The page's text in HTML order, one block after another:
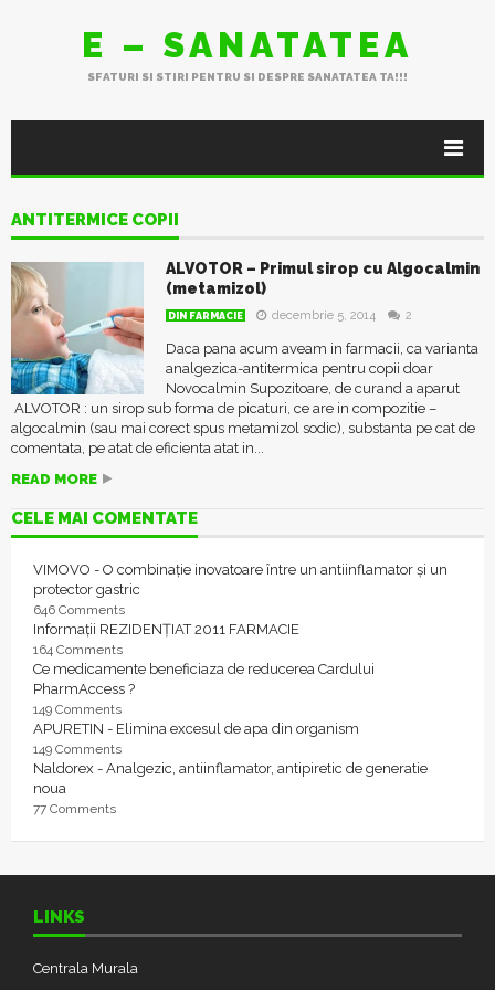
E – SANATATEA
SFATURI SI STIRI PENTRU SI DESPRE SANATATEA TA!!!
ANTITERMICE COPII
ALVOTOR – Primul sirop cu Algocalmin
(metamizol)
DIN FARMACIE decembrie 5, 2014 2
Daca pana acum aveam in farmacii, ca varianta
analgezica-antitermica pentru copii doar
Novocalmin Supozitoare, de curand a aparut
ALVOTOR : un sirop sub forma de picaturi, ce are in compozitie –
algocalmin (sau mai corect spus metamizol sodic), substanta pe cat de
comentata, pe atat de eficienta atat in...
READ MORE
CELE MAI COMENTATE
VIMOVO - O combinație inovatoare între un antiinflamator și un
protector gastric
646 Comments
Informații REZIDENȚIAT 2011 FARMACIE
164 Comments
Ce medicamente beneficiaza de reducerea Cardului
PharmAccess ?
149 Comments
APURETIN - Elimina excesul de apa din organism
149 Comments
Naldorex - Analgezic, antiinflamator, antipiretic de generatie
noua
77 Comments
LINKS
Centrala Murala